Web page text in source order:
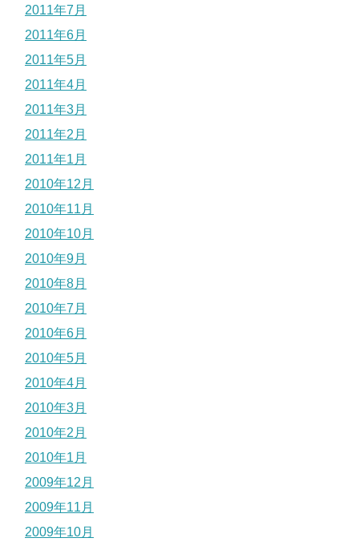
2011年7月
2011年6月
2011年5月
2011年4月
2011年3月
2011年2月
2011年1月
2010年12月
2010年11月
2010年10月
2010年9月
2010年8月
2010年7月
2010年6月
2010年5月
2010年4月
2010年3月
2010年2月
2010年1月
2009年12月
2009年11月
2009年10月